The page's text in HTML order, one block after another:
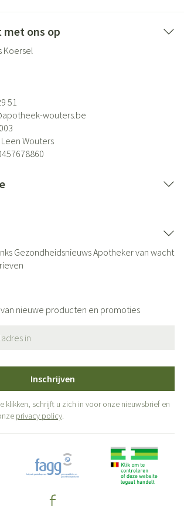
met ons op
Koersel
51
apotheek-wouters.be
Leen Wouters
GezondheidsnieuwsApotheker van wacht
nieuwe producten en promoties
Inschrijven
klikken, schrijft u zich in voor onze nieuwsbrief en
privacy policy.